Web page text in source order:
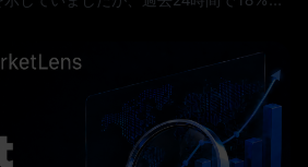
トークンは先週で価値の3分の1以上を
さの後に大きな崩壊を記録していま